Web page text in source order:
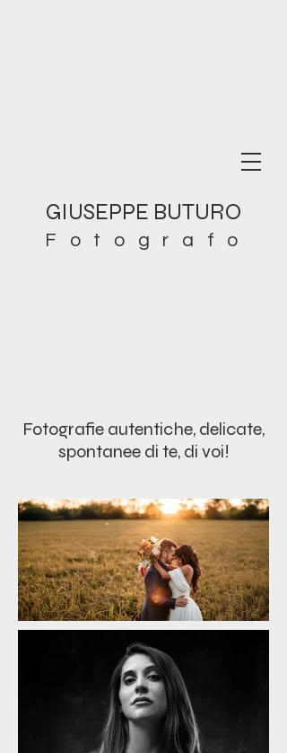
GIUSEPPE BUTURO
Fotografo
Fotografie autentiche, delicate,
spontanee di te, di voi!